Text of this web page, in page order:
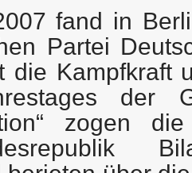
fand in
Partei
die Kampfkraft
der
zogen